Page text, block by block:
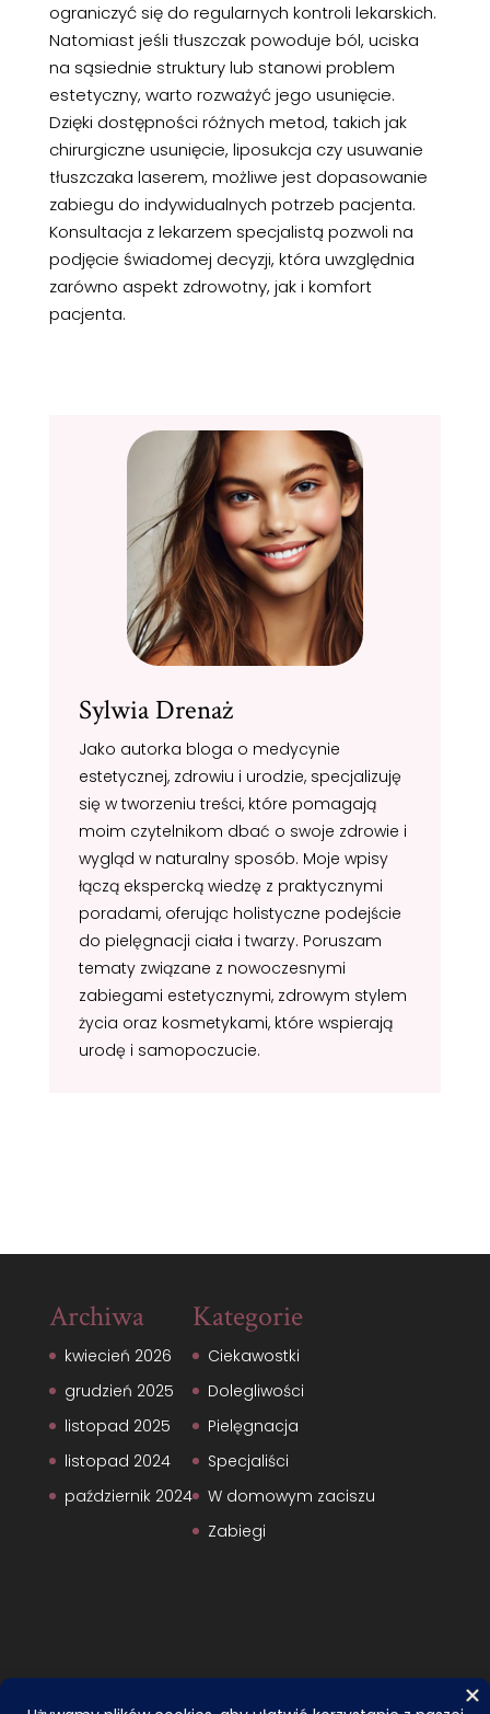
ograniczyć się do regularnych kontroli lekarskich.
Natomiast jeśli tłuszczak powoduje ból, uciska
na sąsiednie struktury lub stanowi problem
estetyczny, warto rozważyć jego usunięcie.
Dzięki dostępności różnych metod, takich jak
chirurgiczne usunięcie, liposukcja czy usuwanie
tłuszczaka laserem, możliwe jest dopasowanie
zabiegu do indywidualnych potrzeb pacjenta.
Konsultacja z lekarzem specjalistą pozwoli na
podjęcie świadomej decyzji, która uwzględnia
zarówno aspekt zdrowotny, jak i komfort
pacjenta.
Sylwia Drenaż
Jako autorka bloga o medycynie
estetycznej, zdrowiu i urodzie, specjalizuję
się w tworzeniu treści, które pomagają
moim czytelnikom dbać o swoje zdrowie i
wygląd w naturalny sposób. Moje wpisy
łączą ekspercką wiedzę z praktycznymi
poradami, oferując holistyczne podejście
do pielęgnacji ciała i twarzy. Poruszam
tematy związane z nowoczesnymi
zabiegami estetycznymi, zdrowym stylem
życia oraz kosmetykami, które wspierają
urodę i samopoczucie.
Archiwa
kwiecień 2026
grudzień 2025
listopad 2025
listopad 2024
październik 2024
Kategorie
Ciekawostki
Dolegliwości
Pielęgnacja
Specjaliści
W domowym zaciszu
Zabiegi